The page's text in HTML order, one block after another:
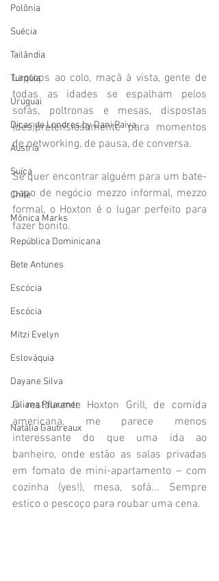
Polônia
Suécia
Tailândia
Turquia
Uruguai
Dicas de Londres by Dani Paiva
Áustria
Suíça
Chile
Mônica Marks
República Dominicana
Bete Antunes
Escócia
Escócia
Mitzi Evelyn
Eslováquia
Dayane Silva
Juliana Pflaumer
Natália Gautreaux
Laptops ao colo, maçã à vista, gente de
todas as idades se espalham pelos
sofás, poltronas e mesas, dispostas
(des)pretensiosamente para momentos
de networking, de pausa, de conversa.
Se quer encontrar alguém para um bate-
papo de negócio mezzo informal, mezzo
formal, o Hoxton é o lugar perfeito para
fazer bonito.
O restaurante Hoxton Grill, de comida
americana, me parece menos
interessante do que uma ida ao
banheiro, onde estão as salas privadas
em fomato de mini-apartamento – com
cozinha (yes!), mesa, sofá... Sempre
estico o pescoço para roubar uma cena.